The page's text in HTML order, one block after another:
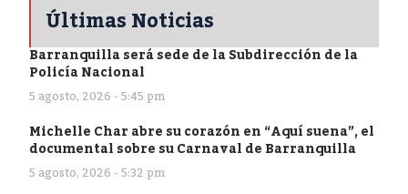
Últimas Noticias
Barranquilla será sede de la Subdirección de la
Policía Nacional
5 agosto, 2026 - 5:45 pm
Michelle Char abre su corazón en “Aquí suena”, el
documental sobre su Carnaval de Barranquilla
5 agosto, 2026 - 5:32 pm